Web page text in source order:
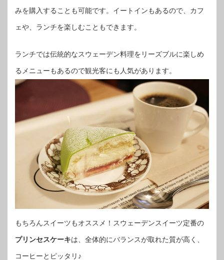
みを購入することも可能です。イートインもあるので、カフ
ェや、ランチを楽しむこともできます。
ランチでは伝統的なスウェーデン料理をリーズブルに楽しめ
るメニューもあるので観光客にも人気があります。
もちろんスイーツもオススメ！スウェーデンスイーツ定番の
プリンセスケーキは、全体的にバランスが取れた質が高く、
コーヒーとピッタリ♪